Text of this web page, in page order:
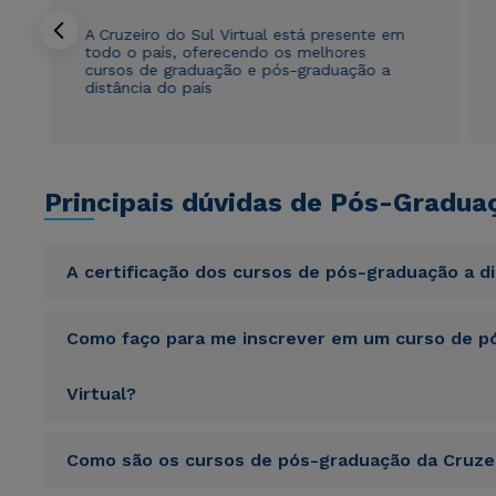
A Cruzeiro do Sul Virtual está presente em
todo o país, oferecendo os melhores
cursos de graduação e pós-graduação a
distância do país
Principais dúvidas de Pós-
A certificação dos cursos de pós-graduação a
totam rem aperiam, eaque ipsa quae ab illo inventore
consequuntur magni dolores eos qui ratione voluptatem
Como faço para me inscrever em um curso de
Virtual?
totam rem aperiam, eaque ipsa quae ab illo inventore
Como são os cursos de pós-graduação da